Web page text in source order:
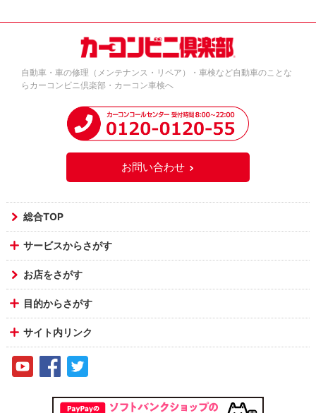
自動車・車の修理（メンテナンス・リペア）・車検など自動車のことな
らカーコンビニ倶楽部・カーコン車検へ
お問い合わせ
総合TOP
サービスからさがす
お店をさがす
目的からさがす
サイト内リンク